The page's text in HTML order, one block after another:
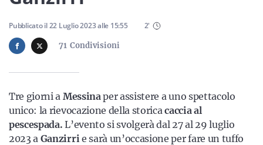
Servizi
Iscriviti
71 Condivisioni
Pubblicato il22 Luglio 2023alle 15:55 2'
Tre giorni a Messinaper assistere a uno spettacolo
unico: la rievocazione della storicacaccia al
pescespada.L’evento si svolgerà dal 27 al 29 luglio
2023 a Ganzirrie sarà un’occasione per fare un tuffo